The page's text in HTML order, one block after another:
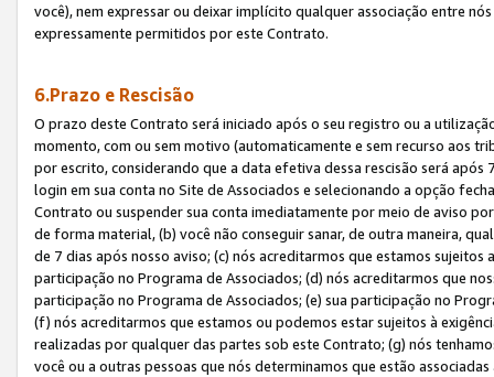
você), nem expressar ou deixar implícito qualquer associação entre
expressamente permitidos por este Contrato.
6.Prazo e Rescisão
O prazo deste Contrato será iniciado após o seu registro ou a
momento, com ou sem motivo (automaticamente e sem recurso aos
por escrito, considerando que a data efetiva dessa rescisão será
login em sua conta no Site de Associados e selecionando a opção
Contrato ou suspender sua conta imediatamente por meio de aviso
de forma material, (b) você não conseguir sanar, de outra maneira,
de 7 dias após nosso aviso; (c) nós acreditarmos que estamos
participação no Programa de Associados; (d) nós acreditarmos que
participação no Programa de Associados; (e) sua participação no
(f) nós acreditarmos que estamos ou podemos estar sujeitos à
realizadas por qualquer das partes sob este Contrato; (g) nós
você ou a outras pessoas que nós determinamos que estão